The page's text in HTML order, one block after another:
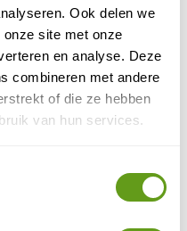
Ook delen we
site met onze
en analyse. Deze
combineren met andere
of die ze hebben
van hun services.
China
gezinnen!